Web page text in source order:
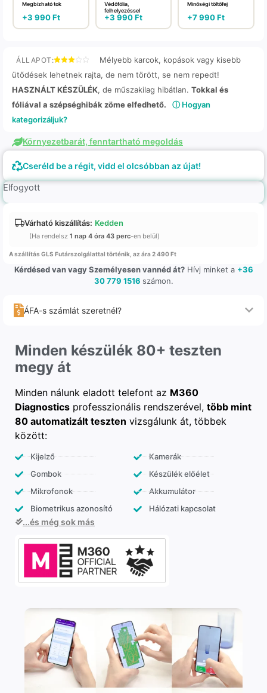
Megbízható tok
+3 990Ft
Védőfólia,
felhelyezéssel
+3 990Ft
Minőségi töltőfej
+7 990Ft
ÁLLAPOT:
Mélyebb karcok, kopások vagy kisebb
ütődések lehetnek rajta, de nem törött, se nem repedt!
HASZNÁLT KÉSZÜLÉK, de műszakilag hibátlan. Tokkal és
fóliával a szépséghibák zöme elfedhető.
ⓘ Hogyan
kategorizáljuk?
Környezetbarát, fenntartható megoldás
Cseréld be a régit, vidd el olcsóbban az újat!
Elfogyott
Várható kiszállítás: Kedden
(Ha rendelsz 1 nap 4 óra 43 perc-en belül)
A szállítás GLS Futárszolgálattal történik, az ára 2 490 Ft
Kérdésed van vagy Személyesen vannéd át?Hívj minket a +36
30 779 1516 számon.
ÁFA-s számlát szeretnél?
Minden készülék 80+ teszten
megy át
Minden nálunk eladott telefont az M360
Diagnostics professzionális rendszerével, több mint
80 automatizált teszten vizsgálunk át, többek
között:
Kijelző
Gombok
Mikrofonok
Biometrikus azonosító
Kamerák
Készülék előélet
Akkumulátor
Hálózati kapcsolat
...és még sok más